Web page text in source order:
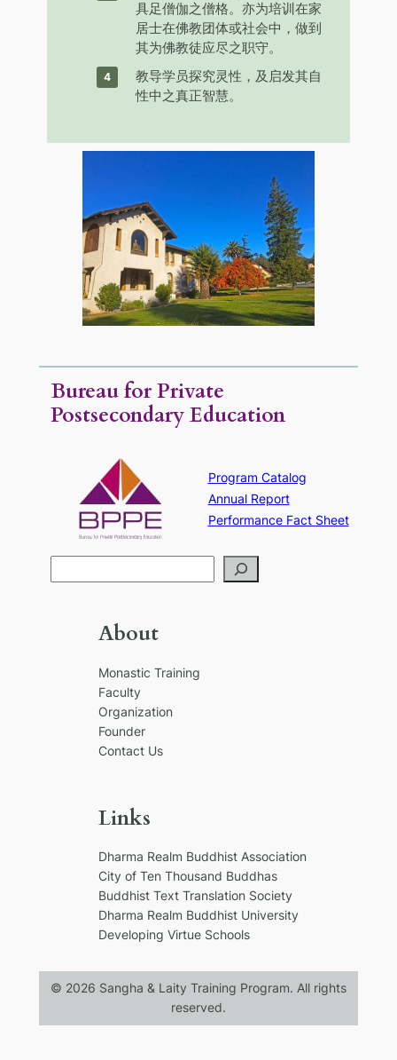
具足僧伽之僧格。亦为培训在家
居士在佛教团体或社会中，做到
其为佛教徒应尽之职守。
教导学员探究灵性，及启发其自
性中之真正智慧。
Bureau for Private
Postsecondary Education
Program Catalog
Annual Report
Performance Fact Sheet
e
About
Monastic Training
Faculty
Organization
Founder
Contact Us
Links
Dharma Realm Buddhist Association
City of Ten Thousand Buddhas
Buddhist Text Translation Society
Dharma Realm Buddhist University
Developing Virtue Schools
© 2026 Sangha & Laity Training Program. All rights
reserved.